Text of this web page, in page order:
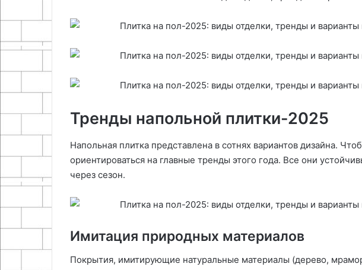
Тренды напольной плитки-2025
Напольная плитка представлена в сотнях вариантов дизайна.
ориентироваться на главные тренды этого года. Все они
через сезон.
Имитация природных материалов
Покрытия, имитирующие натуральные материалы (дерево,